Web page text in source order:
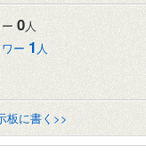
0人
ー 1 人
板に書く>>